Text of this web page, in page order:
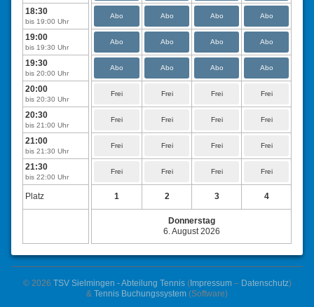
18:30
bis 19:00 Uhr
19:00
bis 19:30 Uhr
19:30
bis 20:00 Uhr
20:00
bis 20:30 Uhr
20:30
bis 21:00 Uhr
21:00
bis 21:30 Uhr
21:30
bis 22:00 Uhr
Platz
Abo Abo Abo Abo
Abo Abo Abo Abo
Abo Abo Abo Abo
Frei Frei Frei Frei
Frei Frei Frei Frei
Frei Frei Frei Frei
Frei Frei Frei Frei
1 2 3 4
Donnerstag
6. August 2026
© 2026 TSV Sielmingen - Abteilung Tennis(Impressum– Datenschutz)
& Tennis Buchungssystem (Software)